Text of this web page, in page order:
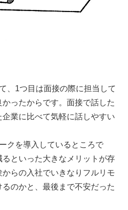
、1つ目は面接の際に担当して
ったからです。面接で話した
業に比べて気軽に話しやすい
クを導入しているところで
といった大きなメリットが存
らの入社でいきなりフルリモ
のかと、最後まで不安だった